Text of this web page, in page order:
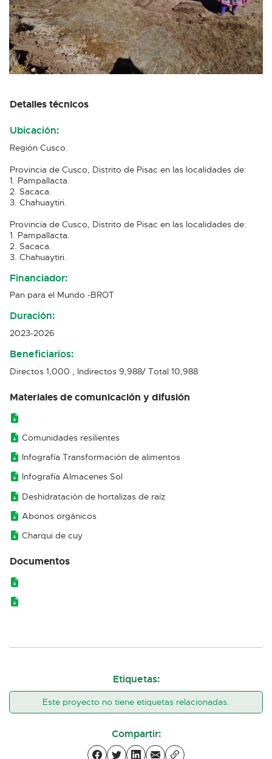
Detalles técnicos
Ubicación:
Región Cusco.
Provincia de Cusco, Distrito de Pisac en las localidades de:
1. Pampallacta.
2. Sacaca.
3. Chahuaytiri.
Provincia de Cusco, Distrito de Pisac en las localidades de:
1. Pampallacta.
2. Sacaca.
3. Chahuaytiri.
Financiador:
Pan para el Mundo -BROT
Duración:
2023-2026
Beneficiarios:
Directos 1,000 , Indirectos 9,988/ Total 10,988
Materiales de comunicación y difusión
Comunidades resilientes
Infografía Transformación de alimentos
Infografía Almacenes Sol
Deshidratación de hortalizas de raíz
Abonos orgánicos
Charqui de cuy
Documentos
Etiquetas:
Este proyecto no tiene etiquetas relacionadas.
Compartir: